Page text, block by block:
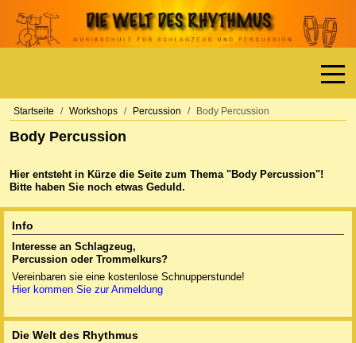
Off-
Info
Interesse an Schlagzeug,
Percussion oder Trommelkurs?
Vereinbaren sie eine kostenlose Schnupperstunde!
Hier kommen Sie zur Anmeldung
Die Welt des Rhythmus
Startseite Workshops Percussion Body Percussion
Body Percussion
Hier entsteht in Kürze die Seite zum Thema "Body Percussion"!
Bitte haben Sie noch etwas Geduld.